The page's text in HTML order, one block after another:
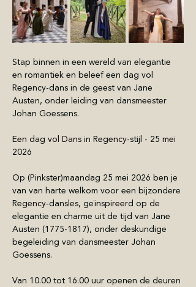
Stap binnen in een wereld van elegantie
en romantiek en beleef een dag vol
Regency-dans in de geest van Jane
Austen, onder leiding van dansmeester
Johan Goessens.
Een dag vol Dans in Regency-stijl - 25 mei
2026
Op (Pinkster)maandag 25 mei 2026 ben je
van van harte welkom voor een bijzondere
Regency-dansles, geïnspireerd op de
elegantie en charme uit de tijd van Jane
Austen (1775-1817), onder deskundige
begeleiding van dansmeester Johan
Goessens.
Van 10.00 tot 16.00 uur openen de deuren